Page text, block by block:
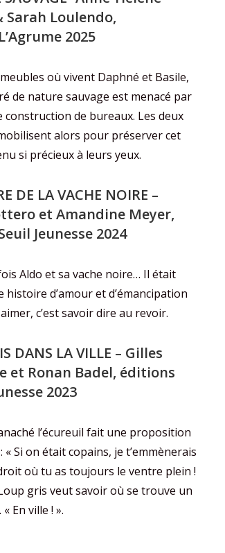
Sarah Loulendo,
2025
où vivent Daphné et Basile,
de nature sauvage est menacé par
construction de bureaux. Les deux
alors pour préserver cet
si précieux à leurs yeux.
DE LA VACHE NOIRE –
et Amandine Meyer,
Jeunesse 2024
Aldo et sa vache noire… Il était
histoire d’amour et d’émancipation
c’est savoir dire au revoir.
DANS LA VILLE – Gilles
et Ronan Badel, éditions
2023
l’écureuil fait une proposition
« Si on était copains, je t’emmènerais
où tu as toujours le ventre plein !
gris veut savoir où se trouve un
En ville ! ».